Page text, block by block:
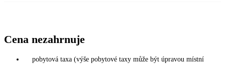
Cena nezahrnuje
pobytová taxa (výše pobytové taxy může být úpravou místní